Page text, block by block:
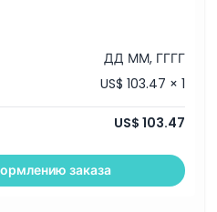
ДД ММ, ГГГГ
US$ 103.47 × 1
US$ 103.47
заказа